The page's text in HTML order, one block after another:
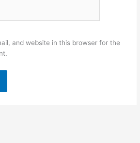
and website in this browser for the